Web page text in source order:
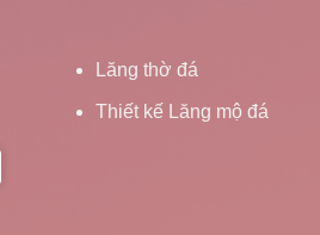
Lăng thờ đá
Thiết kế Lăng mộ đá